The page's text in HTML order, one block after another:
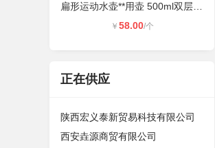
￥ 58.00/个
正在供应
陕西宏义泰新贸易科技有限公司
西安垚源商贸有限公司